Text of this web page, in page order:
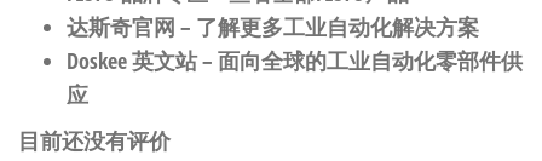
达斯奇官网 – 了解更多工业自动化解决方案
Doskee 英文站– 面向全球的工业自动化零部件供
应
目前还没有评价